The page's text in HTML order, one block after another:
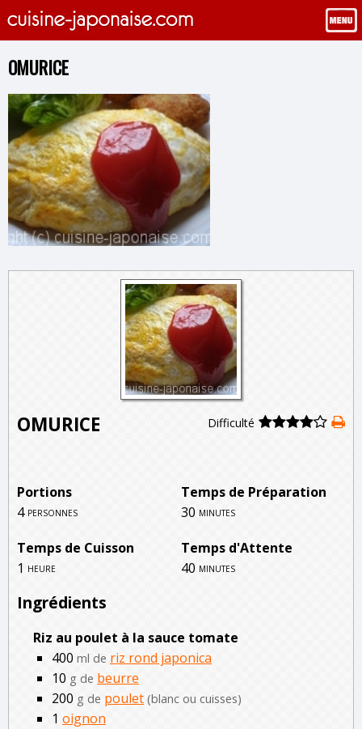
OMURICE
OMURICE Difficulté
Portions
Temps de Préparation
4 personnes 30 minutes
Temps de Cuisson
Temps d'Attente
1 heure 40 minutes
Ingrédients
Riz au poulet à la sauce tomate
400 ml de riz rond japonica
10 g de beurre
200 g de poulet (blanc ou cuisses)
1 oignon